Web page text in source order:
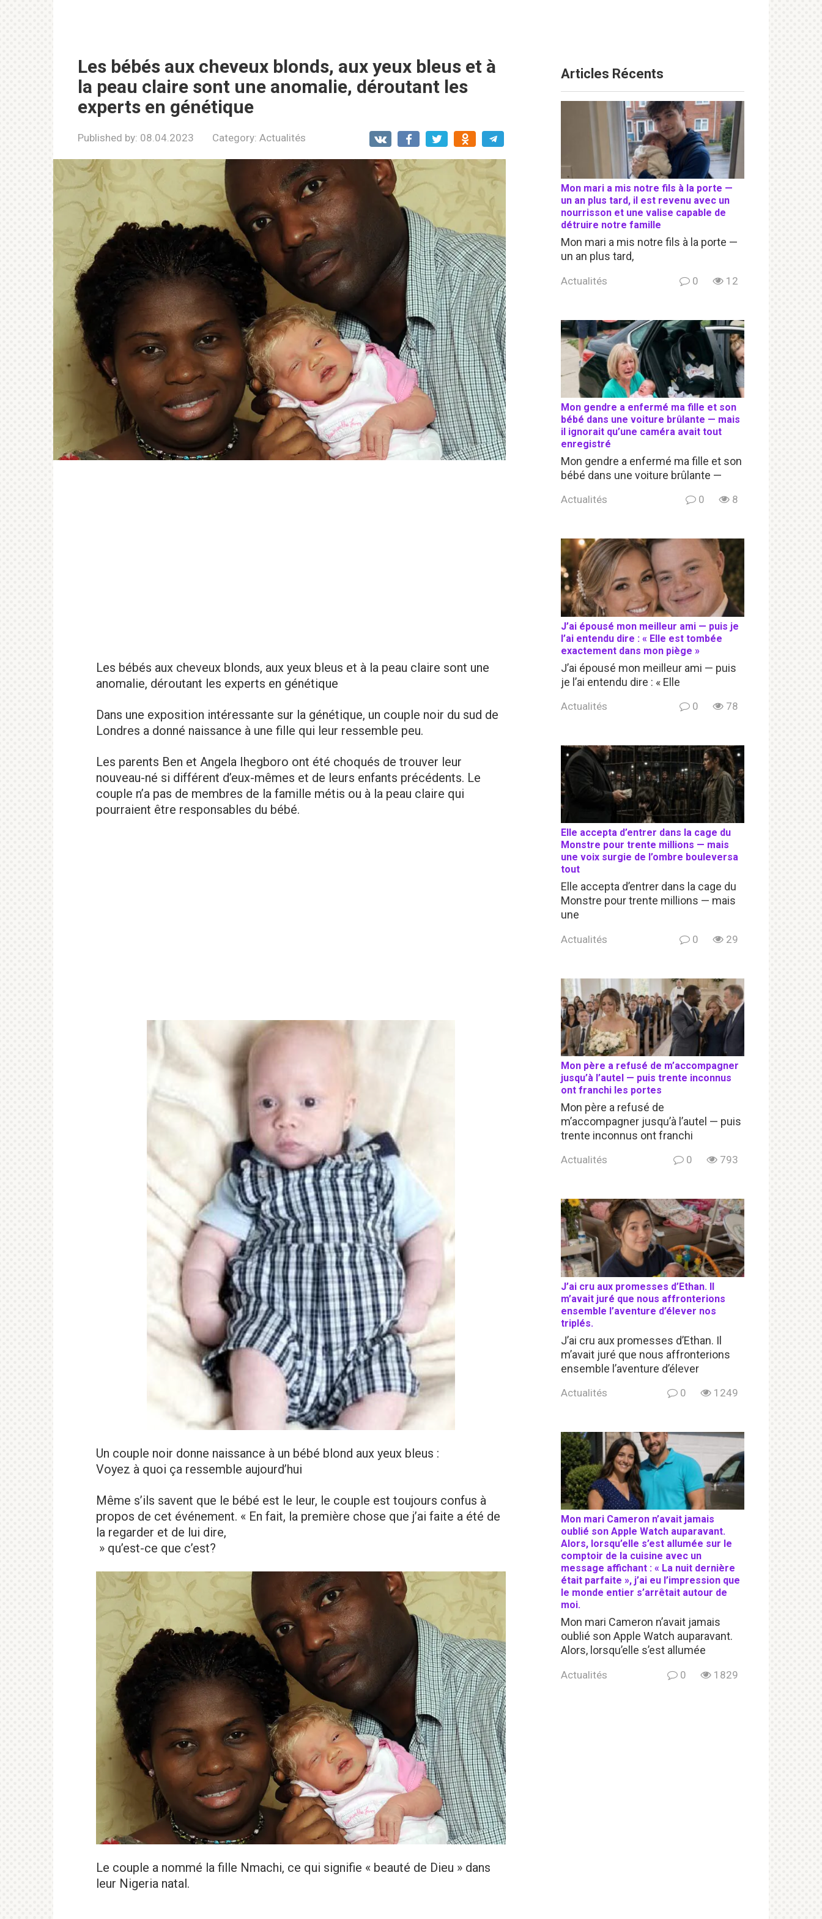
Les bébés aux cheveux blonds, aux yeux bleus et à
la peau claire sont une anomalie, déroutant les
experts en génétique
Published by: 08.04.2023 Category: Actualités
Les bébés aux cheveux blonds, aux yeux bleus et à la peau claire sont une
anomalie, déroutant les experts en génétique
Dans une exposition intéressante sur la génétique, un couple noir du sud de
Londres a donné naissance à une fille qui leur ressemble peu.
Les parents Ben et Angela Ihegboro ont été choqués de trouver leur
nouveau-né si différent d’eux-mêmes et de leurs enfants précédents. Le
couple n’a pas de membres de la famille métis ou à la peau claire qui
pourraient être responsables du bébé.
Un couple noir donne naissance à un bébé blond aux yeux bleus :
Voyez à quoi ça ressemble aujourd’hui
Même s’ils savent que le bébé est le leur, le couple est toujours confus à
propos de cet événement. « En fait, la première chose que j’ai faite a été de
la regarder et de lui dire,
» qu’est-ce que c’est?
Le couple a nommé la fille Nmachi, ce qui signifie « beauté de Dieu » dans
leur Nigeria natal.
Articles Récents
Mon mari a mis notre fils à la porte —
un an plus tard, il est revenu avec un
nourrisson et une valise capable de
détruire notre famille
Mon mari a mis notre fils à la porte —
un an plus tard,
Actualités 0 12
Mon gendre a enfermé ma fille et son
bébé dans une voiture brûlante — mais
il ignorait qu’une caméra avait tout
enregistré
Mon gendre a enfermé ma fille et son
bébé dans une voiture brûlante —
Actualités 0 8
J’ai épousé mon meilleur ami — puis je
l’ai entendu dire : « Elle est tombée
exactement dans mon piège »
J’ai épousé mon meilleur ami — puis
je l’ai entendu dire : « Elle
Actualités 0 78
Elle accepta d’entrer dans la cage du
Monstre pour trente millions — mais
une voix surgie de l’ombre bouleversa
tout
Elle accepta d’entrer dans la cage du
Monstre pour trente millions — mais
une
Actualités 0 29
Mon père a refusé de m’accompagner
jusqu’à l’autel — puis trente inconnus
ont franchi les portes
Mon père a refusé de
m’accompagner jusqu’à l’autel — puis
trente inconnus ont franchi
Actualités 0 793
J’ai cru aux promesses d’Ethan. Il
m’avait juré que nous affronterions
ensemble l’aventure d’élever nos
triplés.
J’ai cru aux promesses d’Ethan. Il
m’avait juré que nous affronterions
ensemble l’aventure d’élever
Actualités 0 1249
Mon mari Cameron n’avait jamais
oublié son Apple Watch auparavant.
Alors, lorsqu’elle s’est allumée sur le
comptoir de la cuisine avec un
message affichant : « La nuit dernière
était parfaite », j’ai eu l’impression que
le monde entier s’arrêtait autour de
moi.
Mon mari Cameron n’avait jamais
oublié son Apple Watch auparavant.
Alors, lorsqu’elle s’est allumée
Actualités 0 1829